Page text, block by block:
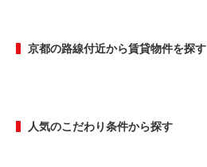
京都の路線付近から賃貸物件を探す
人気のこだわり条件から探す